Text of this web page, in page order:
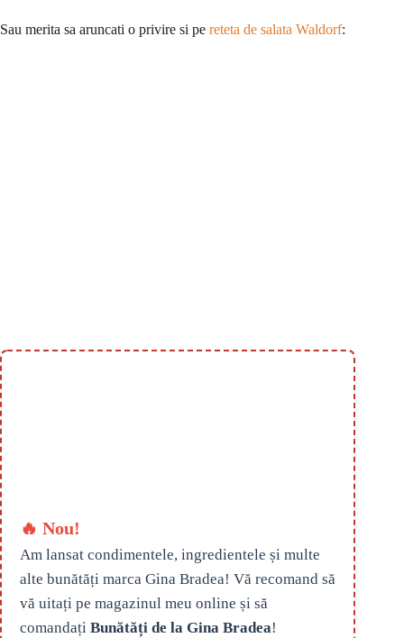
Sau merita sa aruncati o privire si pe reteta de salata Waldorf:
🔥 Nou!
Am lansat condimentele, ingredientele și multe
alte bunătăți marca Gina Bradea! Vă recomand să
vă uitați pe magazinul meu online și să
comandați Bunătăți de la Gina Bradea!